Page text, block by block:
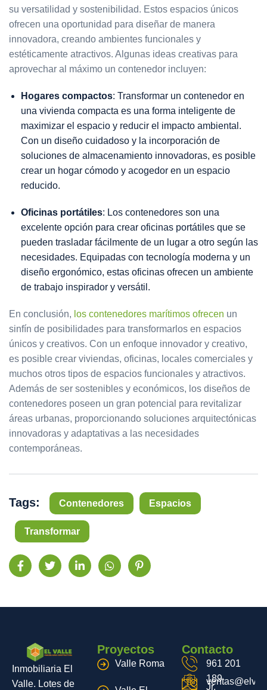
su versatilidad y sostenibilidad. Estos espacios únicos
ofrecen una oportunidad para diseñar de manera
innovadora, creando ambientes funcionales y
estéticamente atractivos. Algunas ideas creativas para
aprovechar al máximo un contenedor incluyen:
Hogares compactos: Transformar un contenedor en
una vivienda compacta es una forma inteligente de
maximizar el espacio y reducir el impacto ambiental.
Con un diseño cuidadoso y la incorporación de
soluciones de almacenamiento innovadoras, es posible
crear un hogar cómodo y acogedor en un espacio
reducido.
Oficinas portátiles: Los contenedores son una
excelente opción para crear oficinas portátiles que se
pueden trasladar fácilmente de un lugar a otro según las
necesidades. Equipadas con tecnología moderna y un
diseño ergonómico, estas oficinas ofrecen un ambiente
de trabajo inspirador y versátil.
En conclusión, los contenedores marítimos ofrecen un
sinfín de posibilidades para transformarlos en espacios
únicos y creativos. Con un enfoque innovador y creativo,
es posible crear viviendas, oficinas, locales comerciales y
muchos otros tipos de espacios funcionales y atractivos.
Además de ser sostenibles y económicos, los diseños de
contenedores poseen un gran potencial para revitalizar
áreas urbanas, proporcionando soluciones arquitectónicas
innovadoras y adaptativas a las necesidades
contemporáneas.
Tags: Contenedores Espacios
Transformar
Inmobiliaria El
Valle. Lotes de
Proyectos
Valle Roma
Contacto
961 201
189
Jr.